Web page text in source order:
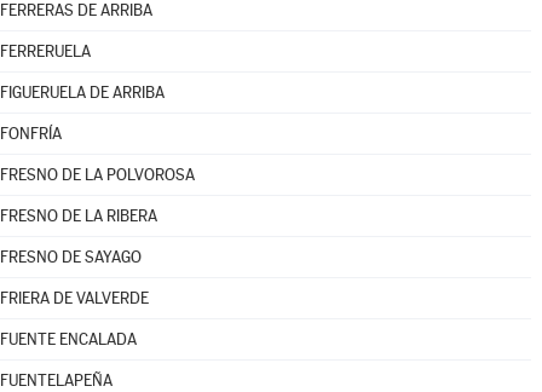
FERRERAS DE ARRIBA
FERRERUELA
FIGUERUELA DE ARRIBA
FONFRÍA
FRESNO DE LA POLVOROSA
FRESNO DE LA RIBERA
FRESNO DE SAYAGO
FRIERA DE VALVERDE
FUENTE ENCALADA
FUENTELAPEÑA